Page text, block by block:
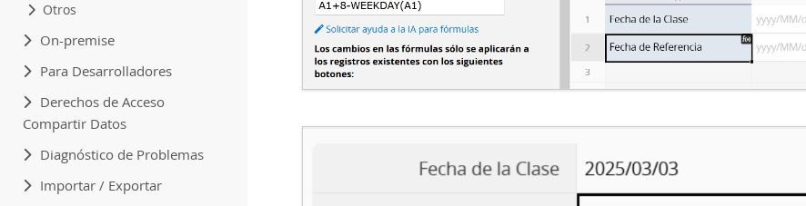
Otros
On-premise
Para Desarrolladores
Derechos de Acceso
Compartir Datos
Diagnóstico de Problemas
Importar / Exportar